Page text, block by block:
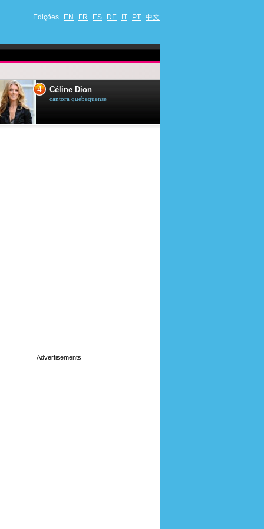
Edições EN FR ES DE IT PT 中文
4 Céline Dion
cantora quebequense